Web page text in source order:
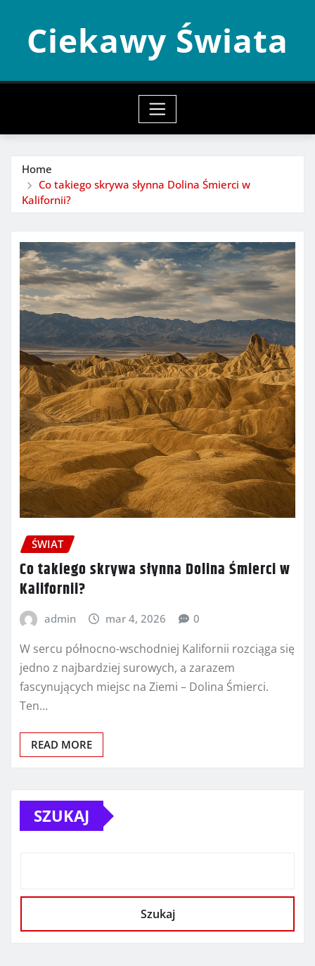
contentCiekawy Świata
Home
Co takiego skrywa słynna Dolina Śmierci w
Kalifornii?
ŚWIAT
Co takiego skrywa słynna Dolina Śmierci w
Kalifornii?
admin mar 4, 2026 0
W sercu północno-wschodniej Kalifornii rozciąga się
jedno z najbardziej surowych, a zarazem
fascynujących miejsc na Ziemi – Dolina Śmierci.
Ten…
READ MORE
SZUKAJ
Szukaj